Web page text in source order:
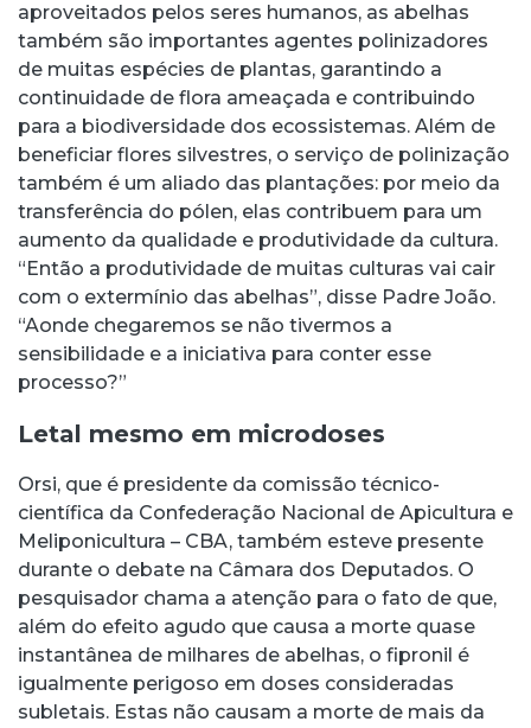
aproveitados pelos seres humanos, as abelhas
também são importantes agentes polinizadores
de muitas espécies de plantas, garantindo a
continuidade de flora ameaçada e contribuindo
para a biodiversidade dos ecossistemas. Além de
beneficiar flores silvestres, o serviço de polinização
também é um aliado das plantações: por meio da
transferência do pólen, elas contribuem para um
aumento da qualidade e produtividade da cultura.
“Então a produtividade de muitas culturas vai cair
com o extermínio das abelhas”, disse Padre João.
“Aonde chegaremos se não tivermos a
sensibilidade e a iniciativa para conter esse
processo?”
Letal mesmo em microdoses
Orsi, que é presidente da comissão técnico-
científica da Confederação Nacional de Apicultura e
Meliponicultura – CBA, também esteve presente
durante o debate na Câmara dos Deputados. O
pesquisador chama a atenção para o fato de que,
além do efeito agudo que causa a morte quase
instantânea de milhares de abelhas, o fipronil é
igualmente perigoso em doses consideradas
subletais. Estas não causam a morte de mais da